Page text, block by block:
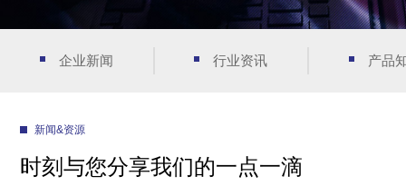
企业新闻 行业资讯 产品
新闻&资源
时刻与您分享我们的一点一滴